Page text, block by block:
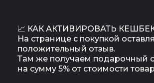
📈 КАК АКТИВИРОВАТЬ
На странице с покупкой
положительный отзыв.
Там же получаем подарочный
на сумму 5% от стоимости